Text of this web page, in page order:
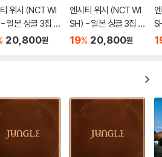
에 손상이 발생할 가능성이 높고 재판매
탁드립니다.
위시 (NCT WI
일본 싱글 3집 Y
/ BOY ME
20,800원
엔시티 위시 (NCT WI
SH) - 일본 싱글 3집 Y
O-I-DON! / BOY ME
19% 20,800원